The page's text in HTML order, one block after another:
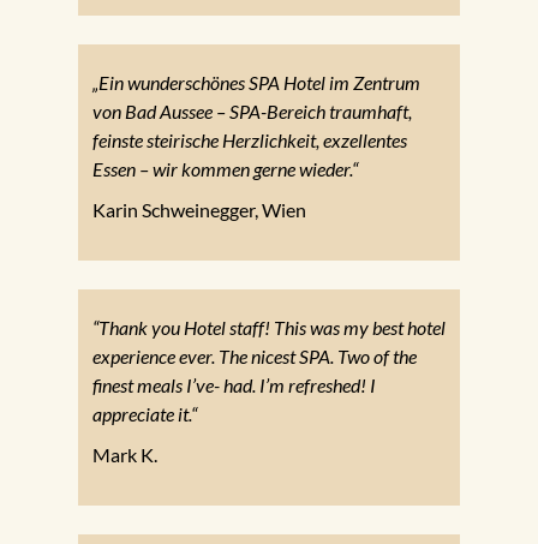
„Ein wunderschönes SPA Hotel im Zentrum
von Bad Aussee – SPA-Bereich traumhaft,
feinste steirische Herzlichkeit, exzellentes
Essen – wir kommen gerne wieder.“
Karin Schweinegger, Wien
“Thank you Hotel staff! This was my best hotel
experience ever. The nicest SPA. Two of the
finest meals I’ve- had. I’m refreshed! I
appreciate it.“
Mark K.